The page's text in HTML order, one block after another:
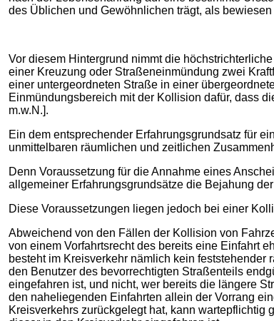
des Üblichen und Gewöhnlichen trägt, als
Vor diesem Hintergrund nimmt die
einer Kreuzung oder Straßeneinmündung zwei
einer untergeordneten Straße in einer
Einmündungsbereich mit der Kollision dafür, dass
m.w.N.].
Ein dem entsprechender Erfahrungsgrundsatz für
unmittelbaren räumlichen und zeitlichen
Denn Voraussetzung für die Annahme eines
allgemeiner Erfahrungsgrundsätze die Bejahung
Diese Voraussetzungen liegen jedoch bei einer
Abweichend von den Fällen der Kollision von
von einem Vorfahrtsrecht des bereits eine Einfahrt
besteht im Kreisverkehr nämlich kein
den Benutzer des bevorrechtigten Straßenteils
eingefahren ist, und nicht, wer bereits die längere
den naheliegenden Einfahrten allein der Vorrang
Kreisverkehrs zurückgelegt hat, kann